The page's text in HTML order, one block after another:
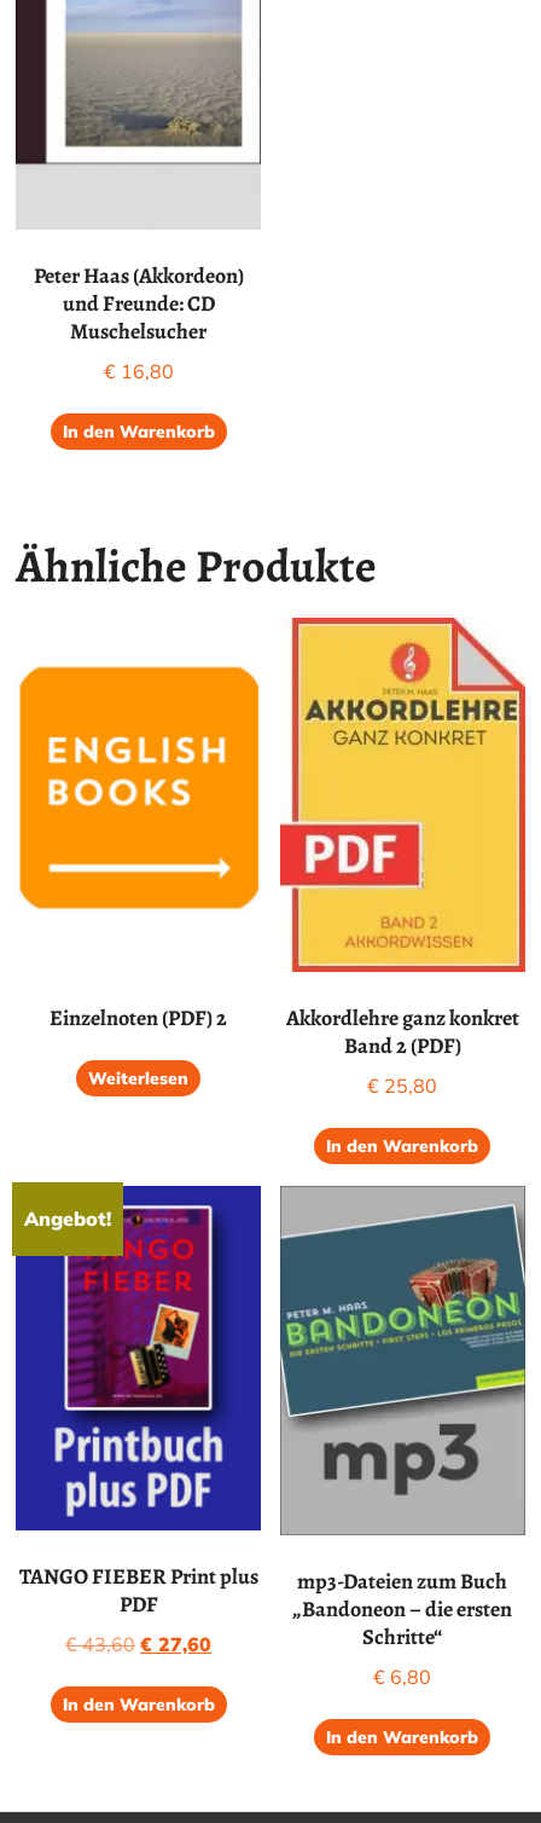
Peter Haas (Akkordeon)
und Freunde: CD
Muschelsucher
€16,80
In den Warenkorb
Ähnliche Produkte
Einzelnoten (PDF) 2
Weiterlesen
Akkordlehre ganz konkret
Band 2 (PDF)
€ 25,80
In den Warenkorb
Angebot!
TANGO FIEBER Print plus
PDF
€43,60 Ursprünglicher
war:
€ 27,60
ist:
In den Warenkorb
mp3-Dateien zum Buch
„Bandoneon – die ersten
Schritte“
€ 6,80
In den Warenkorb